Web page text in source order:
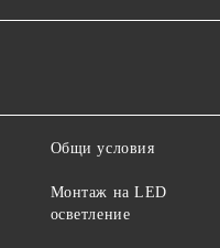
Общи условия
Монтаж на LED
осветление